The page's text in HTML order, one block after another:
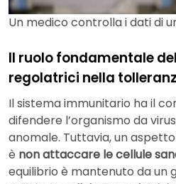
Un medico controlla i dati di
Il ruolo fondamentale
regolatrici nella
Il sistema immunitario ha il
difendere l’organismo da
anomale. Tuttavia, un
è non attaccare le cellule
equilibrio è mantenuto da un